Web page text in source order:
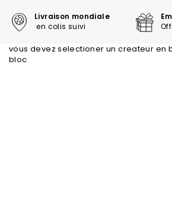
Livraison mondiale
en colis suivi
vous devez selectioner un createur en
bloc